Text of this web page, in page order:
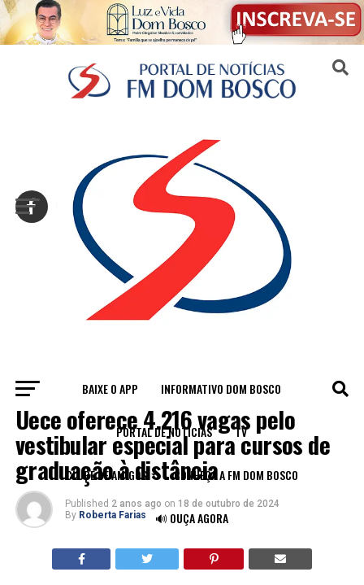
BAIXE O APP INFORMATIVO DOM BOSCO
PORTAL DE NOTÍCIAS TV
CLUBE DE AMIGOS CONHEÇA A FM DOM BOSCO
🔊 OUÇA AGORA
EDUCAÇÃO
Uece oferece 4.216 vagas pelo
vestibular especial para cursos de
graduação à distância
Published 2 anos ago on 18 de outubro de 2024
By Roberta Farias
Sair da versão mobile